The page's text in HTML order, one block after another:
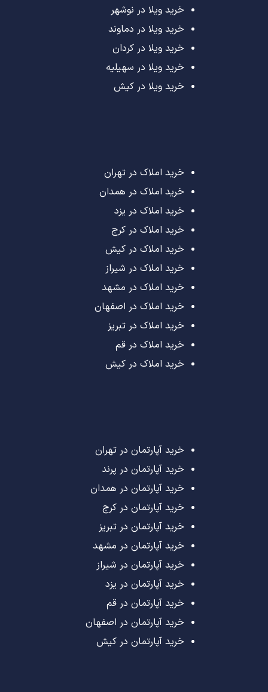
خرید ویلا در نوشهر
خرید ویلا در دماوند
خرید ویلا در کردان
خرید ویلا در سهیلیه
خرید ویلا در کیش
خرید املاک در تهران
خرید املاک در همدان
خرید املاک در یزد
خرید املاک در کرج
خرید املاک در کیش
خرید املاک در شیراز
خرید املاک در مشهد
خرید املاک در اصفهان
خرید املاک در تبریز
خرید املاک در قم
خرید املاک در کیش
خرید آپارتمان در تهران
خرید آپارتمان در پرند
خرید آپارتمان در همدان
خرید آپارتمان در کرج
خرید آپارتمان در تبریز
خرید آپارتمان در مشهد
خرید آپارتمان در شیراز
خرید آپارتمان در یزد
خرید آپارتمان در قم
خرید آپارتمان در اصفهان
خرید آپارتمان در کیش